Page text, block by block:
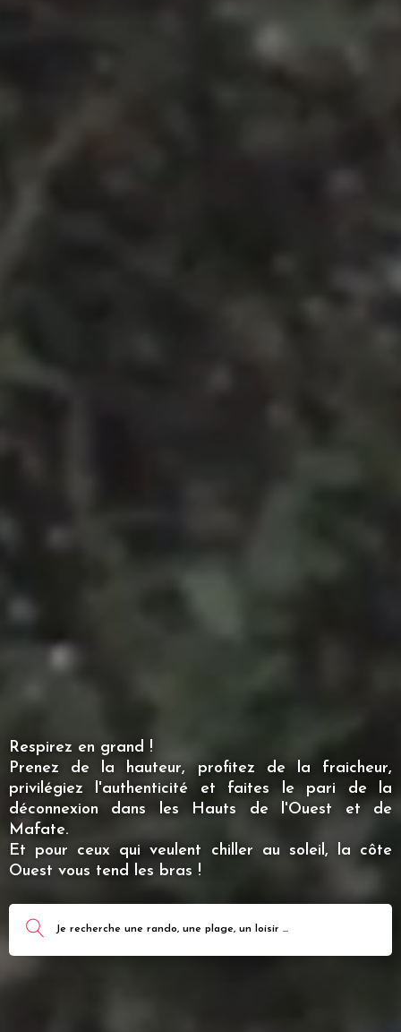
Respirez en grand !
Prenez de la hauteur, profitez de la fraicheur,
privilégiez l'authenticité et faites le pari de la
déconnexion dans les Hauts de l'Ouest et de
Mafate.
Et pour ceux qui veulent chiller au soleil, la côte
Ouest vous tend les bras !
Je recherche une rando, une plage, un loisir ...